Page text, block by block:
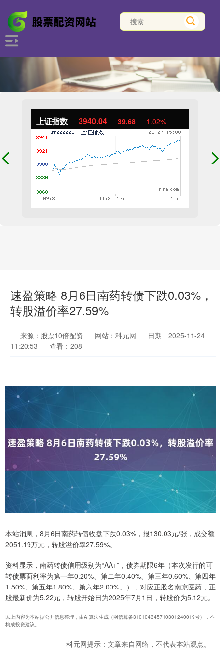
上证指数 3940.04 39.68 1.02%
速盈策略 8月6日南药转债下跌0.03%，
转股溢价率27.59%
来源：股票10倍配资 网站：科元网
日期：2025-11-24
11:20:53
查看：208
本站消息，8月6日南药转债收盘下跌0.03%，报130.03元/张，成交额
2051.19万元，转股溢价率27.59%。
资料显示，南药转债信用级别为“AA+”，债券期限6年（本次发行的可
转债票面利率为第一年0.20%、第二年0.40%、第三年0.60%、第四年
1.50%、第五年1.80%、第六年2.00%。），对应正股名南京医药，正
股最新价为5.22元，转股开始日为2025年7月1日，转股价为5.12元。
以上内容为本站据公开信息整理，由AI算法生成（网信算备310104345710301240019号），不
构成投资建议。
科元网提示：文章来自网络，不代表本站观点。